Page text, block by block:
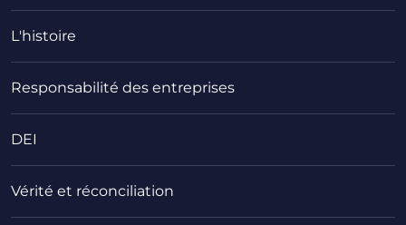
L'histoire
Responsabilité des entreprises
DEI
Vérité et réconciliation